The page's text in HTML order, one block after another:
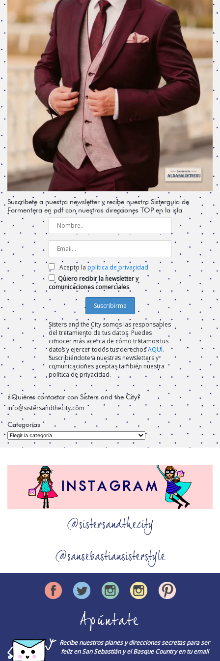
Suscríbete a nuestra newsletter y recibe nuestra Sisterguía de
Formentera en pdf con nuestras direcciones TOP en la isla
Acepto la política de privacidad
Quiero recibir la newsletter y
comunicaciones comerciales
Sisters and the City somos las responsables
del tratamiento de tus datos. Puedes
conocer más acerca de cómo tratamos tus
datos y ejercer todos tus derechosAQUÍ.
Suscribiéndote a nuestras newsletters y
comunicaciones aceptas también nuestra
política de privacidad.
¿Quiéres contactar con Sisters and the City?
info@sistersandthecity.com
Categorías
Categorías
@sistersandthecity
@sansebastiansisterstyle
Apúntate
Recibe nuestros planes y direcciones secretas para ser
feliz en San Sebastián y el Basque Country en tu email